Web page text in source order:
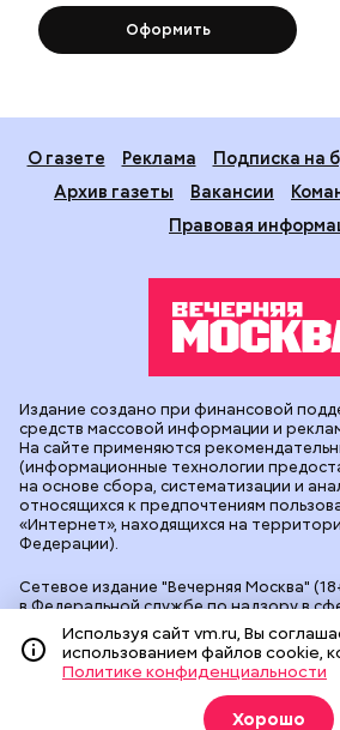
Оформить
О газете Реклама
Подписка на
Архив газеты
Вакансии
Правовая
Сетевое издание "Вечерняя Москва"
в Федеральной службе по надзору в
информационных технологий и
(Роскомнадзор). Свидетельство о
90524 от 09.12.2025. Учредитель: АО
"Вечерняя Москва". Главный редактор
Геннадьевич Глуходедов. Адрес
Бумажный пр-д, д. 14, стр. 2. Телефон:
Издание создано при финансовой
средств массовой информации и
На сайте применяются
(информационные технологии
на основе сбора, систематизации и
относящихся к предпочтениям
«Интернет», находящихся на
Федерации).
Используя сайт vm.ru, Вы
использованием файлов cookie,
Политике конфиденциальности
Хорошо